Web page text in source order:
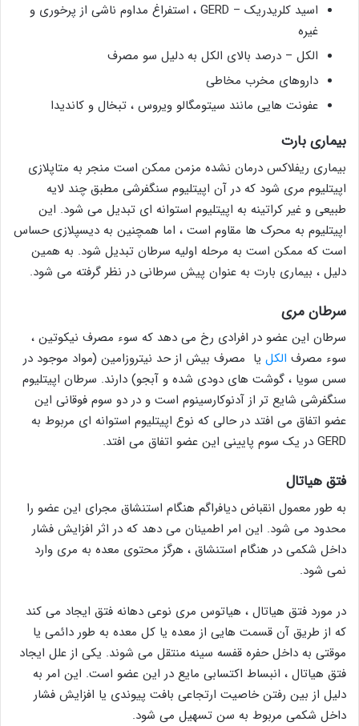
اسید کلریدریک – GERD ، استفراغ مداوم ناشی از پرخوری و
غیره
الکل – درصد بالای الکل به دلیل سو مصرف
داروهای مخرب مخاطی
عفونت هایی مانند سیتومگالو ویروس ، تبخال و کاندیدا
بیماری بارت
بیماری ریفلاکس درمان نشده مزمن ممکن است منجر به متاپلازی
اپیتلیوم مری شود که در آن اپیتلیوم سنگفرشی مطبق چند لایه
طبیعی و غیر کراتینه به اپیتلیوم استوانه ای تبدیل می شود. این
اپیتلیوم به محرک ها مقاوم است ، اما همچنین به دیسپلازی حساس
است که ممکن است به مرحله اولیه سرطان تبدیل شود. به همین
دلیل ، بیماری بارت به عنوان پیش سرطانی در نظر گرفته می شود.
سرطان مری
سرطان این عضو در افرادی رخ می دهد که سوء مصرف نیکوتین ،
سوء مصرف الکل یا مصرف بیش از حد نیتروزامین (مواد موجود در
سس سویا ، گوشت های دودی شده و آبجو) دارند. سرطان اپیتلیوم
سنگفرشی شایع تر از آدنوکارسینوم است و در دو سوم فوقانی این
عضو اتفاق می افتد در حالی که نوع اپیتلیوم استوانه ای مربوط به
GERD در یک سوم پایینی این عضو اتفاق می افتد.
فتق هیاتال
به طور معمول انقباض دیافراگم هنگام استنشاق مجرای این عضو را
محدود می شود. این امر اطمینان می دهد که در اثر افزایش فشار
داخل شکمی در هنگام استنشاق ، هرگز محتوی معده به مری وارد
نمی شود.
در مورد فتق هیاتال ، هیاتوس مری نوعی دهانه فتق ایجاد می کند
که از طریق آن قسمت هایی از معده یا کل معده به طور دائمی یا
موقتی به داخل حفره قفسه سینه منتقل می شوند. یکی از علل ایجاد
فتق هیاتال ، انبساط اکتسابی مایع در این عضو است. این امر به
دلیل از بین رفتن خاصیت ارتجاعی بافت پیوندی یا افزایش فشار
داخل شکمی مربوط به سن تسهیل می شود.